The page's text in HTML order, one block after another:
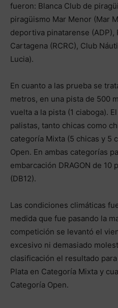
fueron: Blanca Club de
piragüismo Mar Menor (Mar
deportiva pinatarense (ADP),
Cartagena (RCRC), Club
Lucia).
En cuanto a las prueba se
metros, en una pista de 500
vuelta a la pista (1 ciaboga).
palistas, tanto chicas como
categoría Mixta (5 chicas y 5
Open. En ambas categorías
embarcación DRAGON de 10
(DB12).
Las condiciones climáticas
medida que fue pasando la
competición se levantó el
excesivo ni demasiado
clasificación el resultado
Plata en Categoría Mixta y
Categoría Open.